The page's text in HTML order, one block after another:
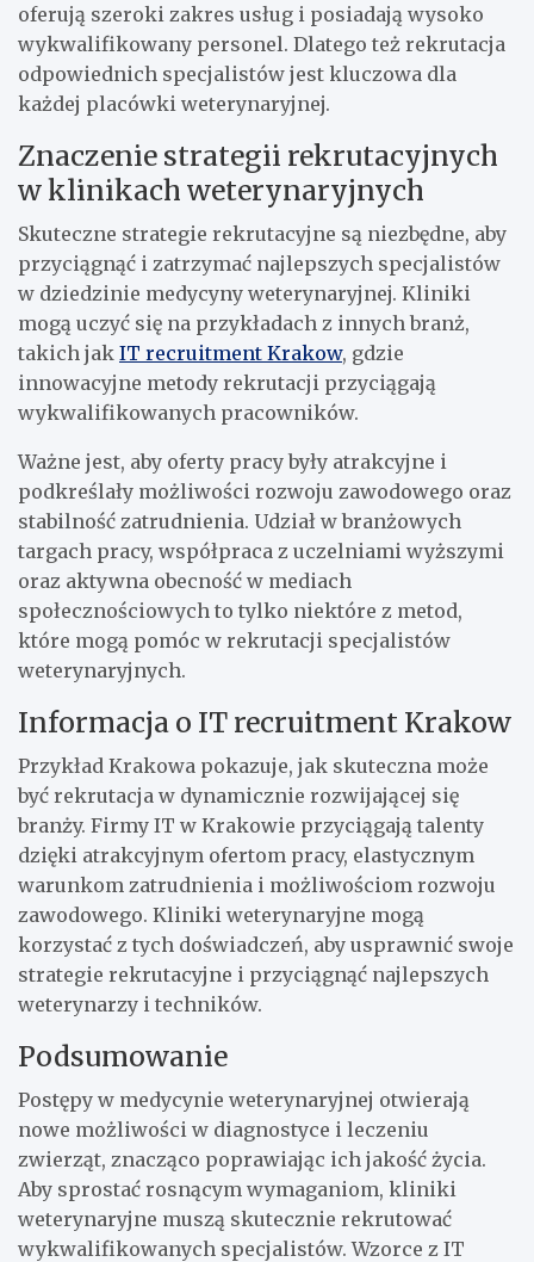
oferują szeroki zakres usług i posiadają wysoko
wykwalifikowany personel. Dlatego też rekrutacja
odpowiednich specjalistów jest kluczowa dla
każdej placówki weterynaryjnej.
Znaczenie strategii rekrutacyjnych
w klinikach weterynaryjnych
Skuteczne strategie rekrutacyjne są niezbędne, aby
przyciągnąć i zatrzymać najlepszych specjalistów
w dziedzinie medycyny weterynaryjnej. Kliniki
mogą uczyć się na przykładach z innych branż,
takich jak IT recruitment Krakow, gdzie
innowacyjne metody rekrutacji przyciągają
wykwalifikowanych pracowników.
Ważne jest, aby oferty pracy były atrakcyjne i
podkreślały możliwości rozwoju zawodowego oraz
stabilność zatrudnienia. Udział w branżowych
targach pracy, współpraca z uczelniami wyższymi
oraz aktywna obecność w mediach
społecznościowych to tylko niektóre z metod,
które mogą pomóc w rekrutacji specjalistów
weterynaryjnych.
Informacja o IT recruitment Krakow
Przykład Krakowa pokazuje, jak skuteczna może
być rekrutacja w dynamicznie rozwijającej się
branży. Firmy IT w Krakowie przyciągają talenty
dzięki atrakcyjnym ofertom pracy, elastycznym
warunkom zatrudnienia i możliwościom rozwoju
zawodowego. Kliniki weterynaryjne mogą
korzystać z tych doświadczeń, aby usprawnić swoje
strategie rekrutacyjne i przyciągnąć najlepszych
weterynarzy i techników.
Podsumowanie
Postępy w medycynie weterynaryjnej otwierają
nowe możliwości w diagnostyce i leczeniu
zwierząt, znacząco poprawiając ich jakość życia.
Aby sprostać rosnącym wymaganiom, kliniki
weterynaryjne muszą skutecznie rekrutować
wykwalifikowanych specjalistów. Wzorce z IT